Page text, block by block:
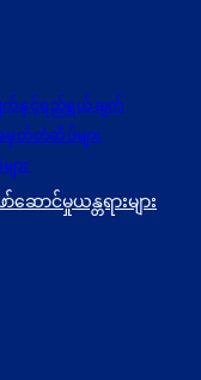
က်နှင့်ရည်ရွယ်ချက်
တ်တံဆိပ်များ
ား
ာ်‌ဆောင်မှုယန္တရားများ